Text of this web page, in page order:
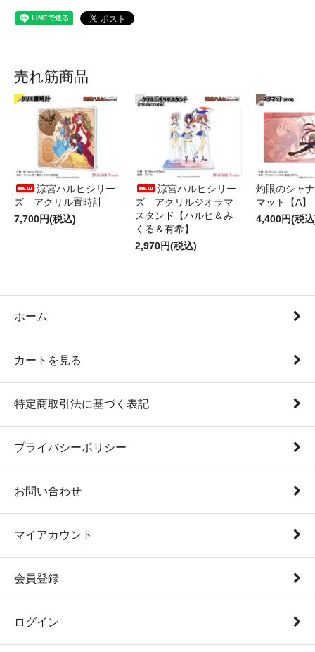
売れ筋商品
涼宮ハルヒシリー
ズ アクリル置時計
7,700円(税込)
涼宮ハルヒシリー
ズ アクリルジオラマ
スタンド【ハルヒ＆み
くる＆有希】
2,970円(税込)
灼眼のシャ
マット【A】
4,400円(税
ホーム
カートを見る
特定商取引法に基づく表記
プライバシーポリシー
お問い合わせ
マイアカウント
会員登録
ログイン